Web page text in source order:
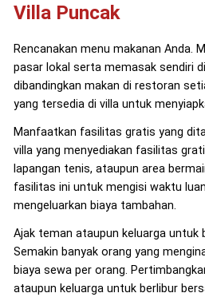
Villa Puncak
Rencanakan menu makanan Anda.
pasar lokal serta memasak sendiri
dibandingkan makan di restoran
yang tersedia di villa untuk
Manfaatkan fasilitas gratis yang
villa yang menyediakan fasilitas
lapangan tenis, ataupun area
fasilitas ini untuk mengisi waktu
mengeluarkan biaya tambahan.
Ajak teman ataupun keluarga untuk
Semakin banyak orang yang
biaya sewa per orang.
ataupun keluarga untuk berlibur